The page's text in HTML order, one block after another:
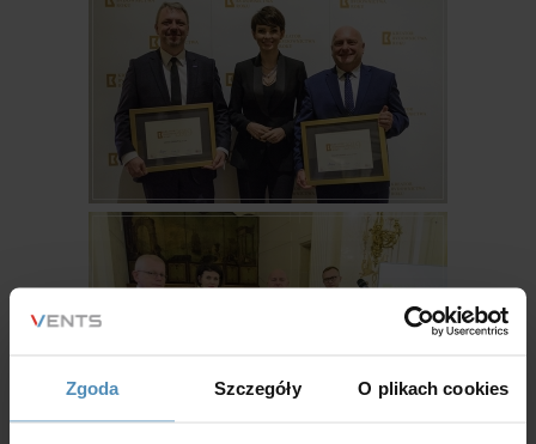
Zgoda Szczegóły O plikach cookies